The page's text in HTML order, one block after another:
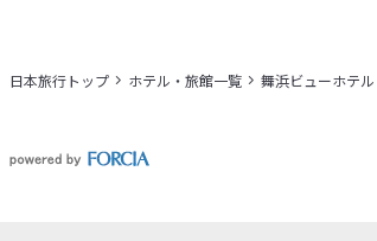
日本旅行トップ ホテル・旅館一覧 舞浜ビューホテ